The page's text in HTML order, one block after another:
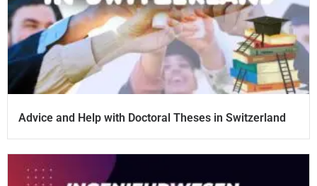
Advice and Help with Doctoral Theses in Switzerland